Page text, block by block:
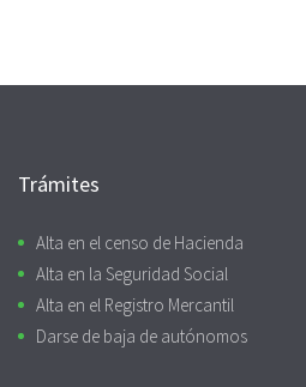
Trámites
Alta en el censo de Hacienda
Alta en la Seguridad Social
Alta en el Registro Mercantil
Darse de baja de autónomos